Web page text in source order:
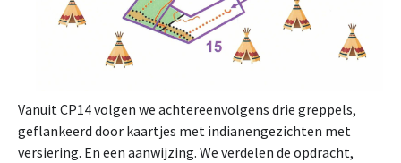
Vanuit CP14 volgen we achtereenvolgens drie greppels,
geflankeerd door kaartjes met indianengezichten met
versiering. En een aanwijzing. We verdelen de opdracht,